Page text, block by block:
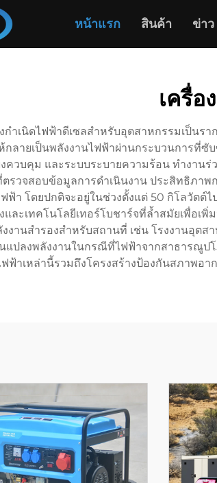
หน้าแรก สินค้า ข่าว
เครื่
กำเนิดไฟฟ้าดีเซลสำหรับอุตสาหกรรมเป็น
กลายเป็นพลังงานไฟฟ้าผ่านกระบวนการที่ซั
ควบคุม และระบบระบายความร้อน ทำงาน
รวจสอบข้อมูลการดำเนินงาน ประสิทธิภาพ
ฟฟ้า โดยปกติจะอยู่ในช่วงตั้งแต่ 50 กิโลวัตต์
และเทคโนโลยีเทอร์โบชาร์จที่ล้ำสมัยเพื่อเ
งานสำรองสำหรับสถานที่ เช่น โรงงานอุต
แปลงพลังงานในกรณีที่ไฟฟ้าจากสาธารณูป
ฟฟ้าเหล่านี้รวมถึงโครงสร้างป้องกันสภาพ